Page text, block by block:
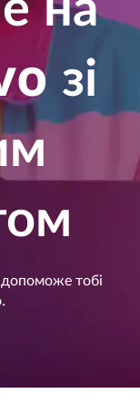
зі
тобі